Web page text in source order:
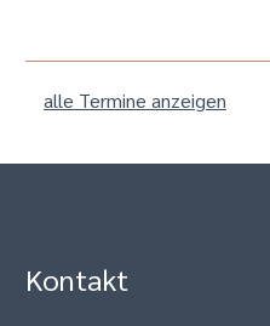
alle Termine anzeigen
Kontakt